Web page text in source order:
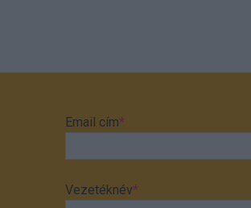
Email cím*
Vezetéknév*